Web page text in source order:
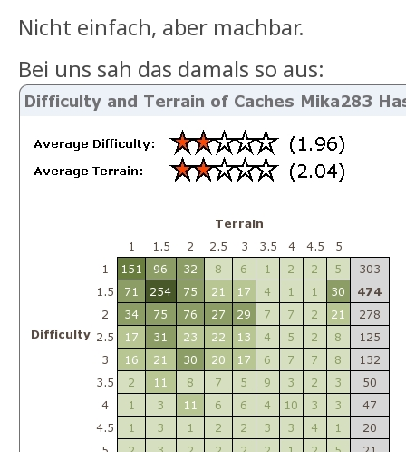
Nicht einfach, aber machbar.
Bei uns sah das damals so aus: